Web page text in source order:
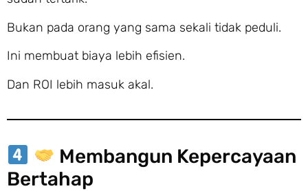
Bukan pada orang yang sama sekali tidak peduli.
Ini membuat biaya lebih efisien.
Dan ROI lebih masuk akal.
Membangun Kepercayaan
Bertahap